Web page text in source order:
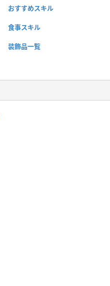
おすすめスキル
食事スキル
装飾品一覧